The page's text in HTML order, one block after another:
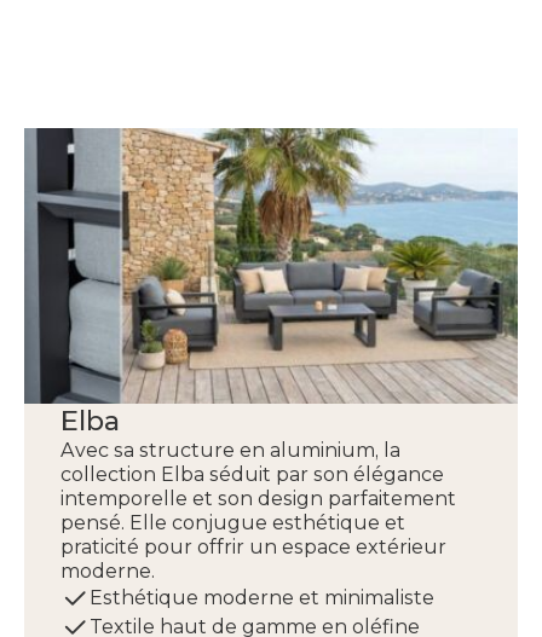
Elba
Avec sa structure en aluminium, la
collection Elba séduit par son élégance
intemporelle et son design parfaitement
pensé. Elle conjugue esthétique et
praticité pour offrir un espace extérieur
moderne.
Esthétique moderne et minimaliste
Textile haut de gamme en oléfine